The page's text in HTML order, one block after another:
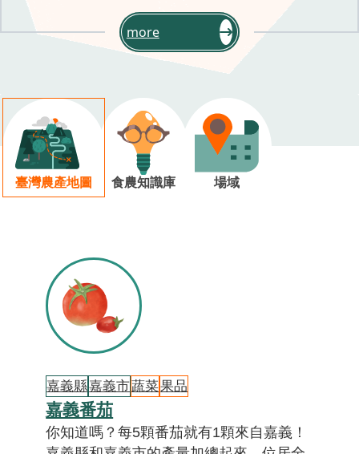
more
臺灣農產地圖 食農知識庫 場域
嘉義縣嘉義市蔬菜果品
嘉義番茄
你知道嗎？每5顆番茄就有1顆來自嘉義！